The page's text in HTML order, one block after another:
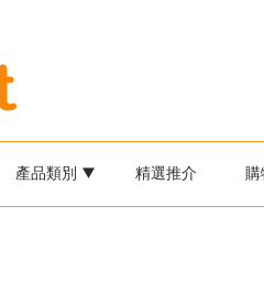
產品類別 精選推介 購